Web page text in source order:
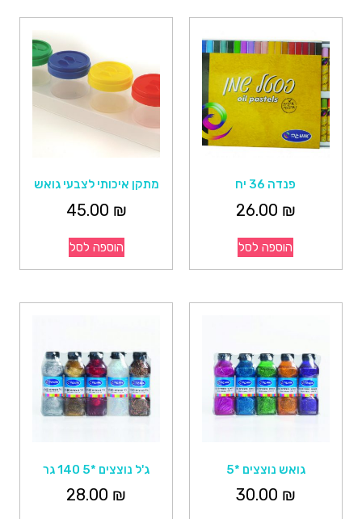
פנדה 36 יח
26.00 ₪
הוספה לסל
מתקן איכותי לצבעי גואש
45.00 ₪
הוספה לסל
גואש נוצצים *5
30.00 ₪
ג'ל נוצצים *5 140 גר
28.00 ₪